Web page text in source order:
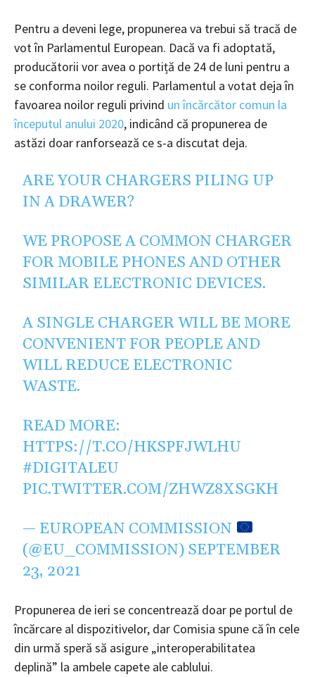
Pentru a deveni lege, propunerea va trebui să tracă de
vot în Parlamentul European. Dacă va fi adoptată,
producătorii vor avea o portiță de 24 de luni pentru a
se conforma noilor reguli. Parlamentul a votat deja în
favoarea noilor reguli privind un încărcător comun la
începutul anului 2020, indicând că propunerea de
astăzi doar ranforsează ce s-a discutat deja.
ARE YOUR CHARGERS PILING UP
IN A DRAWER?
WE PROPOSE A COMMON CHARGER
FOR MOBILE PHONES AND OTHER
SIMILAR ELECTRONIC DEVICES.
A SINGLE CHARGER WILL BE MORE
CONVENIENT FOR PEOPLE AND
WILL REDUCE ELECTRONIC
WASTE.
READ MORE:
HTTPS://T.CO/HKSPFJWLHU
#DIGITALEU
PIC.TWITTER.COM/ZHWZ8XSGKH
— EUROPEAN COMMISSION
(@EU_COMMISSION) SEPTEMBER
23, 2021
Propunerea de ieri se concentrează doar pe portul de
încărcare al dispozitivelor, dar Comisia spune că în cele
din urmă speră să asigure „interoperabilitatea
deplină” la ambele capete ale cablului.